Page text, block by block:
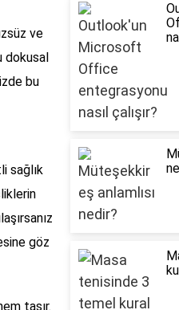
ve
dokusal
bu
sağlık
göz
taşır.